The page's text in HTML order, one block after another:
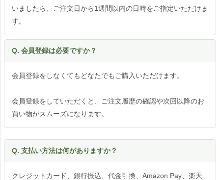
いましたら、ご注文日から1週間以内の日時をご指定いただけま
す。
Q. 会員登録は必要ですか？
会員登録をしなくてもどなたでもご購入いただけます。
会員登録をしていただくと、ご注文履歴の確認や次回以降のお
買い物がスムーズになります。
Q. 支払い方法は何がありますか？
クレジットカード、銀行振込、代金引換、Amazon Pay、楽天